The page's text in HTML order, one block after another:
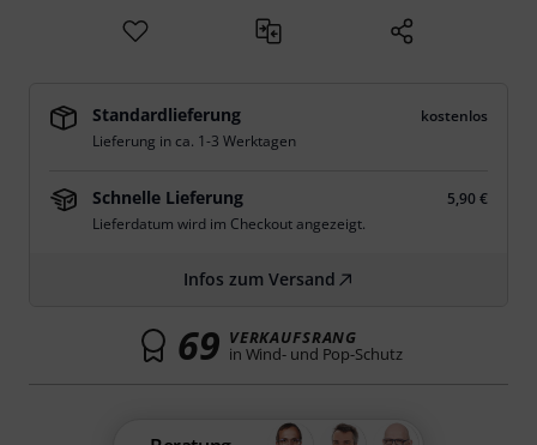
Standardlieferung
kostenlos
Lieferung in ca. 1-3 Werktagen
Schnelle Lieferung
5,90 €
Lieferdatum wird im Checkout angezeigt.
Infos zum Versand
69 VERKAUFSRANG
in Wind- und Pop-Schutz